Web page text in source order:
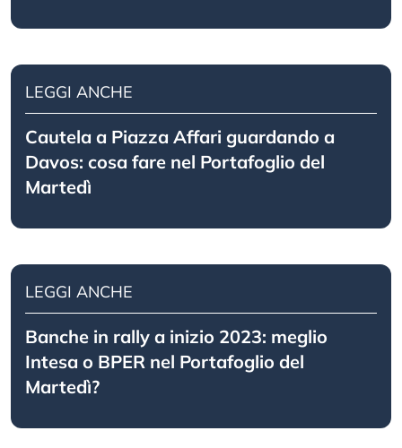
LEGGI ANCHE
Cautela a Piazza Affari guardando a
Davos: cosa fare nel Portafoglio del
Martedì
LEGGI ANCHE
Banche in rally a inizio 2023: meglio
Intesa o BPER nel Portafoglio del
Martedì?